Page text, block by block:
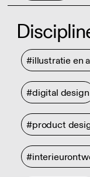
#illustratie en
#digital design
#product